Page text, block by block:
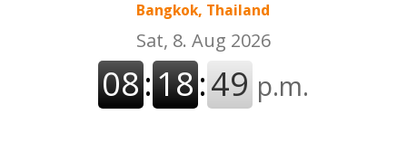
Bangkok, Thailand